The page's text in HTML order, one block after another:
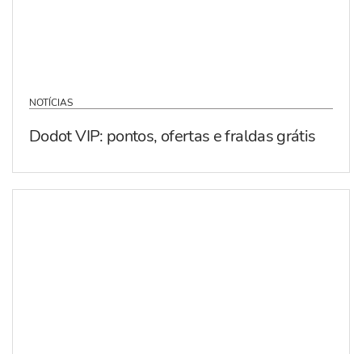
NOTÍCIAS
Dodot VIP: pontos, ofertas e fraldas grátis